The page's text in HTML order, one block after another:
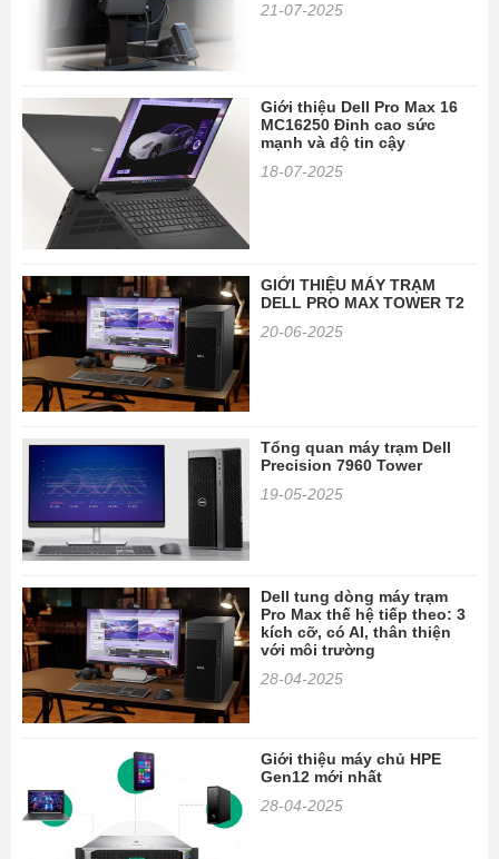
21-07-2025
Giới thiệu Dell Pro Max 16
MC16250 Đỉnh cao sức
mạnh và độ tin cậy
18-07-2025
GIỚI THIỆU MÁY TRẠM
DELL PRO MAX TOWER T2
20-06-2025
Tổng quan máy trạm Dell
Precision 7960 Tower
19-05-2025
Dell tung dòng máy trạm
Pro Max thế hệ tiếp theo: 3
kích cỡ, có AI, thân thiện
với môi trường
28-04-2025
Giới thiệu máy chủ HPE
Gen12 mới nhất
28-04-2025